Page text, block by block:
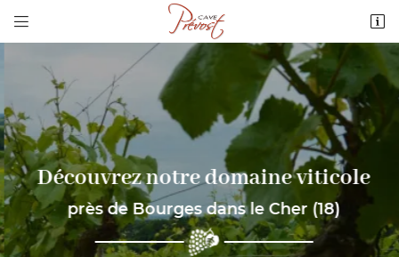


18110 Vignoux-sous-les-Aix
02 48 64 68 36
Découvrez notre domaine viticole
près de Bourges dans le Cher (18)